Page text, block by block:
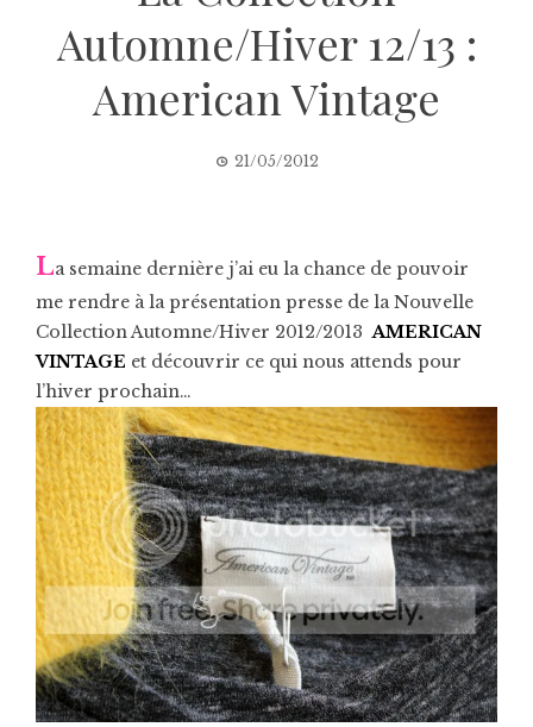
Automne/Hiver 12/13 :
American Vintage
21/05/2012
La semaine dernière j’ai eu la chance de pouvoir
me rendre à la présentation presse de la Nouvelle
Collection Automne/Hiver 2012/2013AMERICAN
VINTAGE et découvrir ce qui nous attends pour
l’hiver prochain…